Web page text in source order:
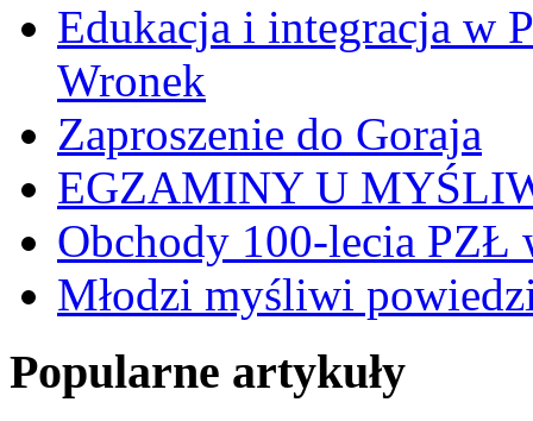
Edukacja i integracja w
Wronek
Zaproszenie do Goraja
EGZAMINY U
Obchody 100-lecia PZŁ
Młodzi myśliwi
Popularne artykuły